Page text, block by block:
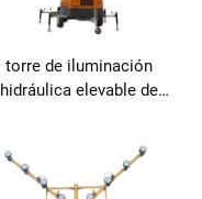
torre de iluminación
hidráulica elevable de